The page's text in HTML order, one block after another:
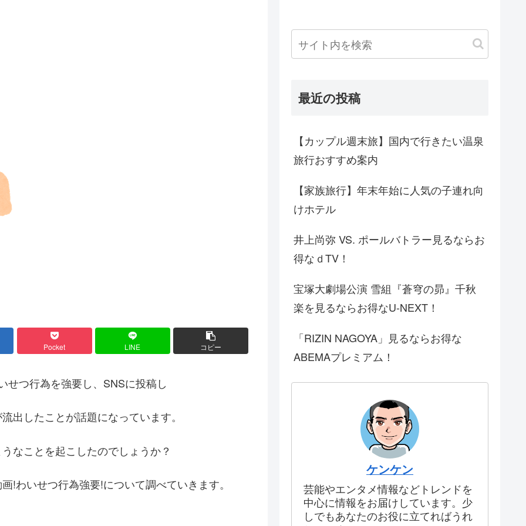
Pocket LINE コピー
せつ行為を強要し、SNSに投稿し
出したことが話題になっています。
なことを起こしたのでしょうか？
!わいせつ行為強要!について調べていきます。
最近の投稿
【カップル週末旅】国内で行きたい温泉
旅行おすすめ案内
【家族旅行】年末年始に人気の子連れ向
けホテル
井上尚弥 VS. ポールバトラー見るならお
得なｄTV！
宝塚大劇場公演 雪組『蒼穹の昴』千秋
楽を見るならお得なU-NEXT！
「RIZIN NAGOYA」見るならお得な
ABEMAプレミアム！
ケンケン
芸能やエンタメ情報などトレンドを
中心に情報をお届けしています。少
しでもあなたのお役に立てればうれ